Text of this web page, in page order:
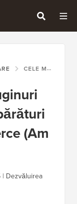
CELE MAI BUNE 7 PLUGINURI PENTRU COȘ DE CUMPĂRĂTURI GLISANT WOOCOMMERCE (AM TESTAT 13)
(Am
| Dezvăluirea